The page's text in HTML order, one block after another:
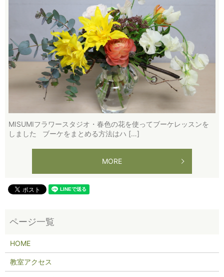
MISUMIフラワースタジオ・春色の花を使ってブーケレッスンを
しました ブーケをまとめる方法はハ […]
MORE
HOME
教室アクセス